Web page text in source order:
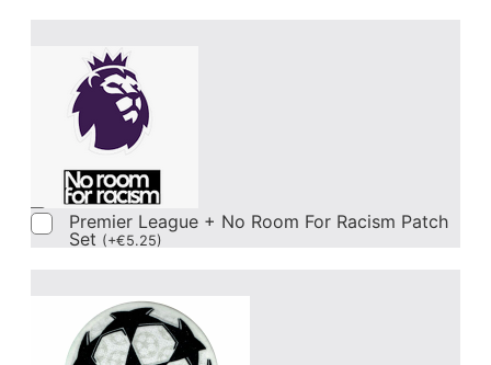
Premier League + No Room For Racism Patch
Set (+€5.25)